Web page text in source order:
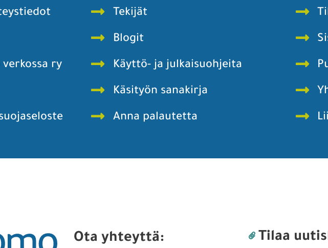
ry
Tekijät
Blogit
Käyttö- ja julkaisuohjeita
Käsityön sanakirja
Anna palautetta
Ota yhteyttä: Tilaa